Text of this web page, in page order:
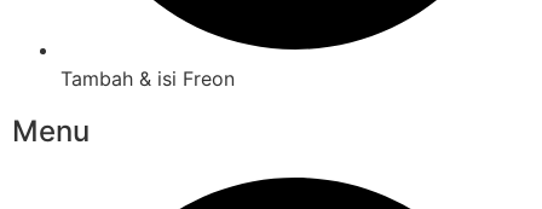
Tambah & isi Freon
Menu